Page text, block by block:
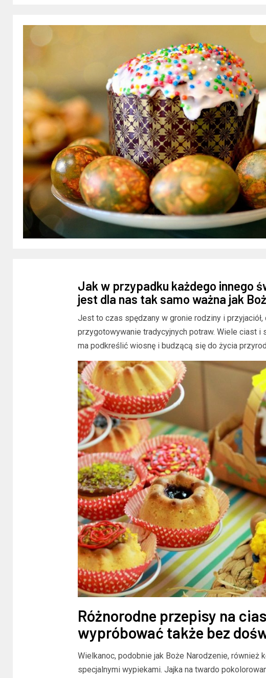
Jak w przypadku każdego innego
jest dla nas tak samo ważna jak
Jest to czas spędzany w gronie rodziny i
przygotowywanie tradycyjnych potraw. Wiele ciast
ma podkreślić wiosnę i budzącą się do życia
Różnorodne przepisy na
wypróbować także bez
Wielkanoc, podobnie jak Boże Narodzenie, również
specjalnymi wypiekami. Jajka na twardo
BLOG
Trwała i stylowa
domu: Nowe
kuchenne płytki